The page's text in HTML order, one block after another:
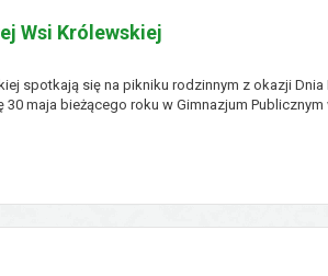
Wsi Królewskiej
spotkają się na pikniku rodzinnym z okazji Dnia
maja bieżącego roku w Gimnazjum Publicznym